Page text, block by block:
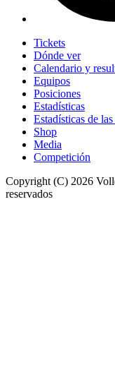
Tickets
Dónde ver
Calendario y
Equipos
Posiciones
Estadísticas
Estadísticas de
Shop
Media
Competición
Copyright (C) 2026
reservados